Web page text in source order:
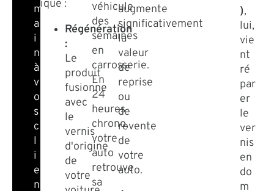
m
a
i
n
à
v
o
s
c
l
i
e
n
ique :
Régénération
:
Le
produit
fusionne
avec
le
vernis
d'origine
de
votre
véhicule
des
semaines
en
carrosserie.
En
24
heures
chrono,
votre
auto
retrouve
sa
augmente
significativement
la
valeur
de
reprise
ou
de
revente
de
votre
auto.
),
lui,
vie
nt
ré
par
er
le
ver
nis
en
do
m